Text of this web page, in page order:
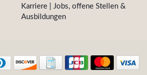
Karriere | Jobs, offene Stellen &
Ausbildungen